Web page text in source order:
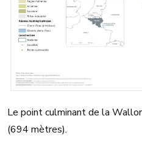
Le point culminant de la
(694 mètres).